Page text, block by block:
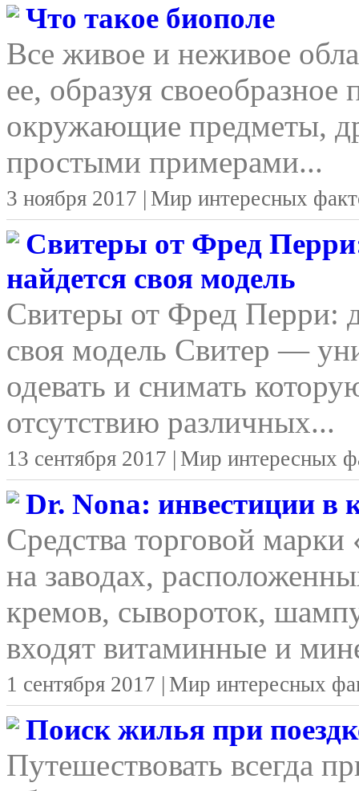
Что такое биополе
Все живое и неживое
ее, образуя своеобразное
окружающие предметы,
простыми примерами...
3 ноября 2017 | Мир интересных
Свитеры от Фред
найдется своя модель
Свитеры от Фред Перри:
своя модель Свитер —
одевать и снимать
отсутствию различных...
13 сентября 2017 | Мир интересных
Dr. Nona: инвестиции в
Средства торговой
на заводах,
кремов, сывороток,
входят витаминные и
1 сентября 2017 | Мир интересных
Поиск жилья при
Путешествовать всегда